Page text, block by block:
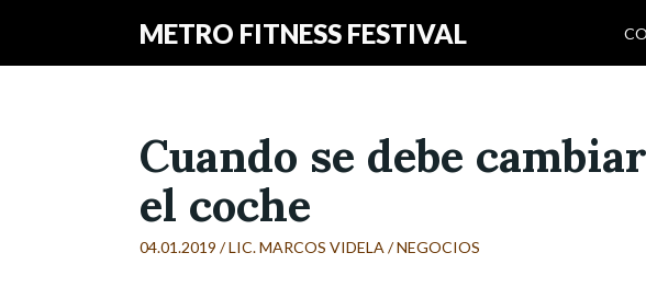
METRO FITNESS FESTIVAL
Cuando se debe
el coche
04.01.2019 /LIC. MARCOS VIDELA /NEGOCIOS